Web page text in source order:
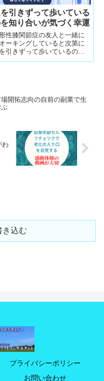
引きずって歩いている
知り合いが気づく幸運
性膝関節症の友人と一緒に
ーキングしていると次第に
引きずって歩いているのに
くとかかりつけ整体師に相
開拓志向の自前の副業で生
わ
き込む
プライバシーポリシー
お問い合わせ